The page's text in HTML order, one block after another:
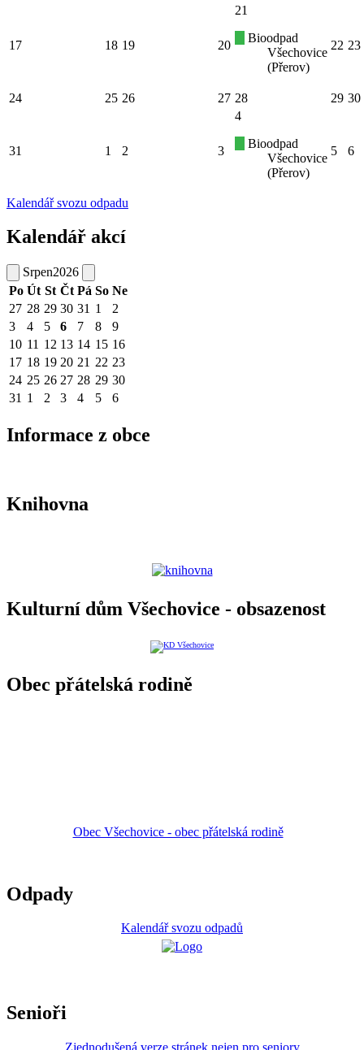
17 18 19 20
21
Bioodpad
Všechovice
(Přerov)
22 23
24 25 26 27 28 29 30
31 1 2 3
4
Bioodpad
Všechovice
(Přerov)
5 6
Kalendář svozu odpadu
Kalendář akcí
Srpen2026
Po Út St Čt Pá So Ne
27 28 29 30 31 1
2
3
4 5 6 7 8
9
10 11 12 13 14 15 16
17 18 19 20 21 22 23
24 25 26 27 28 29 30
31 1 2 3 4 5 6
Informace z obce
Knihovna
Kulturní dům Všechovice - obsazenost
Obec přátelská rodině
Obec Všechovice - obec přátelská rodině
Odpady
Kalendář svozu odpadů
Senioři